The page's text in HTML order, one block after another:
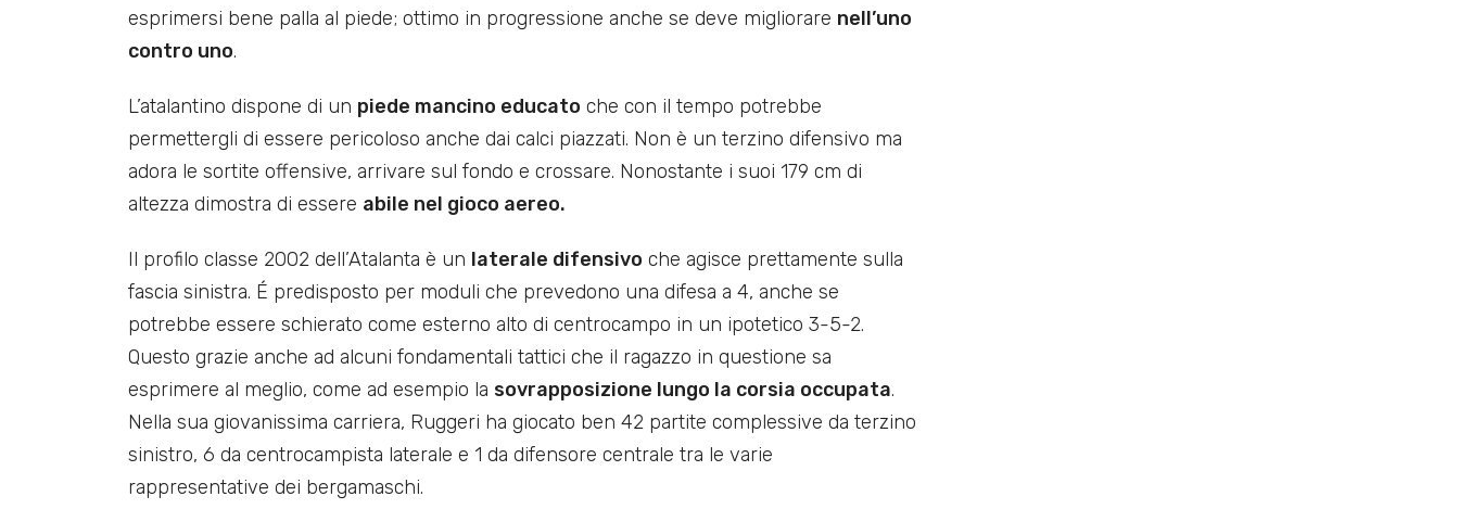
esprimersi bene palla al piede; ottimo in progressione anche se deve migliorare nell’uno
contro uno.
L’atalantino dispone di un piede mancino educato che con il tempo potrebbe
permettergli di essere pericoloso anche dai calci piazzati. Non è un terzino difensivo ma
adora le sortite offensive, arrivare sul fondo e crossare. Nonostante i suoi 179 cm di
altezza dimostra di essere abile nel gioco aereo.
Il profilo classe 2002 dell’Atalanta è un laterale difensivo che agisce prettamente sulla
fascia sinistra. É predisposto per moduli che prevedono una difesa a 4, anche se
potrebbe essere schierato come esterno alto di centrocampo in un ipotetico 3-5-2.
Questo grazie anche ad alcuni fondamentali tattici che il ragazzo in questione sa
esprimere al meglio, come ad esempio la sovrapposizione lungo la corsia occupata.
Nella sua giovanissima carriera, Ruggeri ha giocato ben 42 partite complessive da terzino
sinistro, 6 da centrocampista laterale e 1 da difensore centrale tra le varie
rappresentative dei bergamaschi.